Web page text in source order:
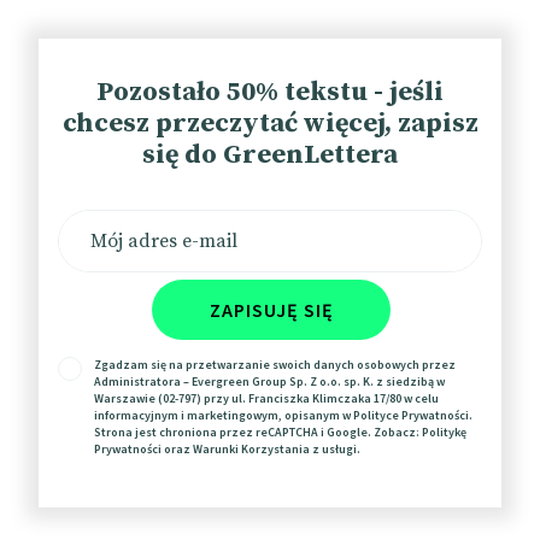
Salesforce szuka sprzedażowców AI
Salesforce zwolnił w 2024 r. tysiąc osób i mniej więcej
tyle samo zamierza zatrudnić.
Pozostało 50% tekstu - jeśli
chcesz przeczytać więcej, zapisz
się do GreenLettera
ZAPISUJĘ SIĘ
Zgadzam się na przetwarzanie swoich danych osobowych przez
Administratora – Evergreen Group Sp. Z o.o. sp. K. z siedzibą w
Warszawie (02-797) przy ul. Franciszka Klimczaka 17/80 w celu
informacyjnym i marketingowym, opisanym wPolityce Prywatności.
Strona jest chroniona przez reCAPTCHA i Google. Zobacz: Politykę
Prywatności oraz Warunki Korzystania z usługi.